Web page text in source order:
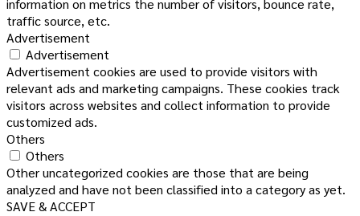
information on metrics the number of visitors, bounce rate,
traffic source, etc.
Advertisement
Advertisement
Advertisement cookies are used to provide visitors with
relevant ads and marketing campaigns. These cookies track
visitors across websites and collect information to provide
customized ads.
Others
Others
Other uncategorized cookies are those that are being
analyzed and have not been classified into a category as yet.
SAVE & ACCEPT